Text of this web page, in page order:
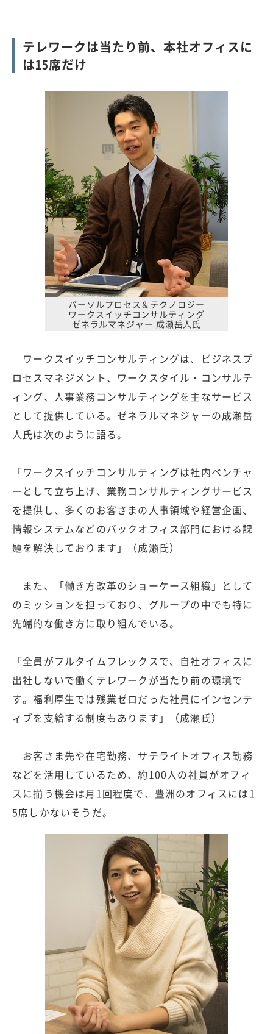
テレワークは当たり前、本社オフィスに
は15席だけ
パーソルプロセス＆テクノロジー
ワークスイッチコンサルティング
ゼネラルマネジャー 成瀬岳人氏
ワークスイッチコンサルティングは、ビジネスプ
ロセスマネジメント、ワークスタイル・コンサルテ
ィング、人事業務コンサルティングを主なサービス
として提供している。ゼネラルマネジャーの成瀬岳
人氏は次のように語る。
「ワークスイッチコンサルティングは社内ベンチャ
ーとして立ち上げ、業務コンサルティングサービス
を提供し、多くのお客さまの人事領域や経営企画、
情報システムなどのバックオフィス部門における課
題を解決しております」（成瀨氏）
また、「働き方改革のショーケース組織」として
のミッションを担っており、グループの中でも特に
先端的な働き方に取り組んでいる。
「全員がフルタイムフレックスで、自社オフィスに
出社しないで働くテレワークが当たり前の環境で
す。福利厚生では残業ゼロだった社員にインセンテ
ィブを支給する制度もあります」（成瀨氏）
お客さま先や在宅勤務、サテライトオフィス勤務
などを活用しているため、約100人の社員がオフィ
スに揃う機会は月1回程度で、豊洲のオフィスには1
5席しかないそうだ。